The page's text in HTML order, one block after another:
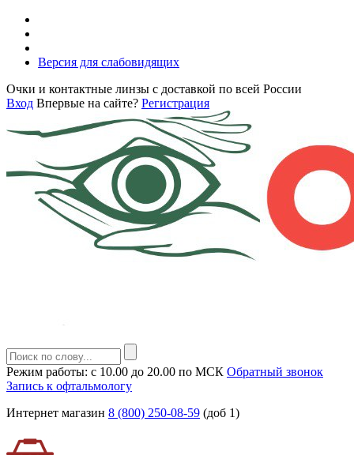
Версия для слабовидящих
Очки и контактные линзы с доставкой по всей России
Вход Впервые на сайте? Регистрация
Режим работы: с 10.00 до 20.00 по МСК Обратный звонок
Запись к офтальмологу
Интернет магазин 8 (800) 250-08-59 (доб 1)